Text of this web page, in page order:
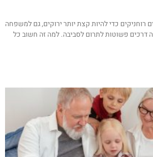
רוחניקים כדי להיות קצת יותר ירוקים, גם למשפחה
דרכים פשוטות לתרום לסביבה. למה זה חשוב כל